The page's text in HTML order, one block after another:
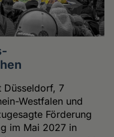
Düsseldorf, 7
Westfalen und
Förderung
im Mai 2027 in